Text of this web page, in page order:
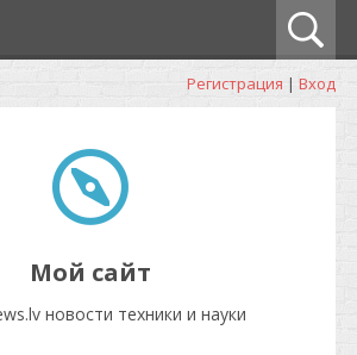
Регистрация | Вход
Мой сайт
новости техники и науки